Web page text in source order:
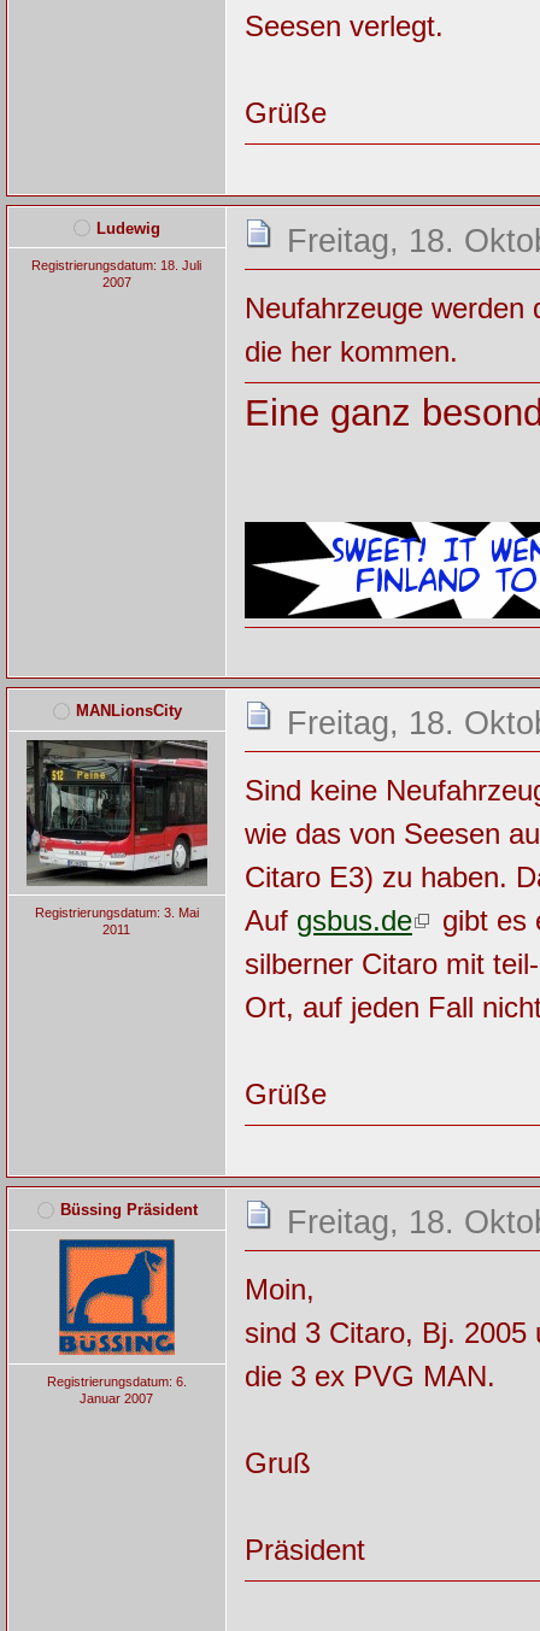
Seesen verlegt.
Grüße
Ludewig
Registrierungsdatum: 18. Juli
2007
Freitag, 18.
Neufahrzeuge
die her kommen.
Eine ganz
MANLionsCity
Registrierungsdatum: 3. Mai
2011
Freitag, 18.
Sind keine
wie das von Seesen
Citaro E3) zu haben.
Auf gsbus.de
gibt es
silberner Citaro mit
Ort, auf jeden Fall
Grüße
Büssing Präsident
Registrierungsdatum: 6.
Januar 2007
Freitag, 18.
Moin,
sind 3 Citaro, Bj.
die 3 ex PVG MAN.
Gruß
Präsident